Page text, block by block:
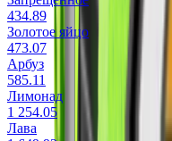
434.89
Золотое яйцо
473.07
Арбуз
585.11
Лимонад
1 254.05
Лава